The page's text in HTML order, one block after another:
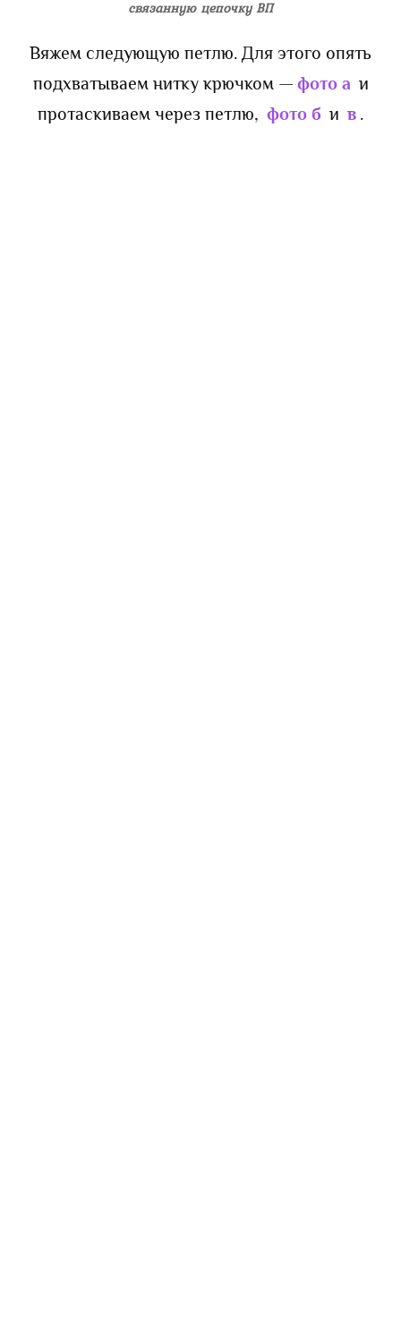
связанную цепочку ВП
Вяжем следующую петлю. Для этого опять
подхватываем нитку крючком — фото а и
протаскиваем через петлю, фото б и в .